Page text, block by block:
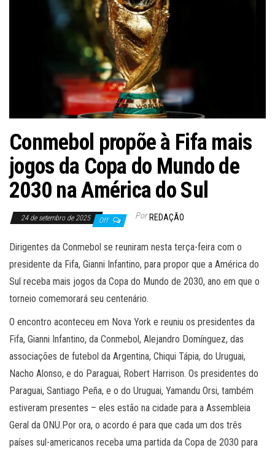
Conmebol propõe à Fifa mais
jogos da Copa do Mundo de
2030 na América do Sul
24 de setembro de 2025 Off Por REDAÇÃO
Dirigentes da Conmebol se reuniram nesta terça-feira com o
presidente da Fifa, Gianni Infantino, para propor que a América do
Sul receba mais jogos da Copa do Mundo de 2030, ano em que o
torneio comemorará seu centenário.
O encontro aconteceu em Nova York e reuniu os presidentes da
Fifa, Gianni Infantino, da Conmebol, Alejandro Domínguez, das
associações de futebol da Argentina, Chiqui Tápia, do Uruguai,
Nacho Alonso, e do Paraguai, Robert Harrison. Os presidentes do
Paraguai, Santiago Peña, e o do Uruguai, Yamandu Orsi, também
estiveram presentes – eles estão na cidade para a Assembleia
Geral da ONU.Por ora, o acordo é para que cada um dos três
países sul-americanos receba uma partida da Copa de 2030 para